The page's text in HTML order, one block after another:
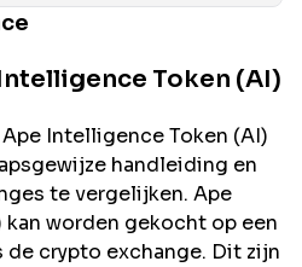
Token (AI)
Ape IntelligenceToken (AI)
handleiding en
te vergelijken. Ape
kan worden gekocht op een
de crypto exchange. Dit zijn